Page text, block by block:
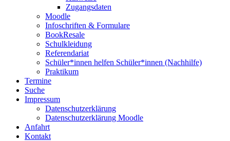
Zugangsdaten
Moodle
Infoschriften & Formulare
BookResale
Schulkleidung
Referendariat
Schüler*innen helfen Schüler*innen (Nachhilfe)
Praktikum
Termine
Suche
Impressum
Datenschutzerklärung
Datenschutzerklärung Moodle
Anfahrt
Kontakt